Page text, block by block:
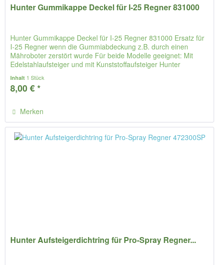
Hunter Gummikappe Deckel für I-25 Regner 831000
Hunter Gummikappe Deckel für I-25 Regner 831000 Ersatz für
I-25 Regner wenn die Gummiabdeckung z.B. durch einen
Mähroboter zerstört wurde Für beide Modelle geeignet: Mit
Edelstahlaufsteiger und mit Kunststoffaufsteiger Hunter
Inhalt 1 Stück
8,00 € *
Merken
Hunter Aufsteigerdichtring für Pro-Spray Regner...